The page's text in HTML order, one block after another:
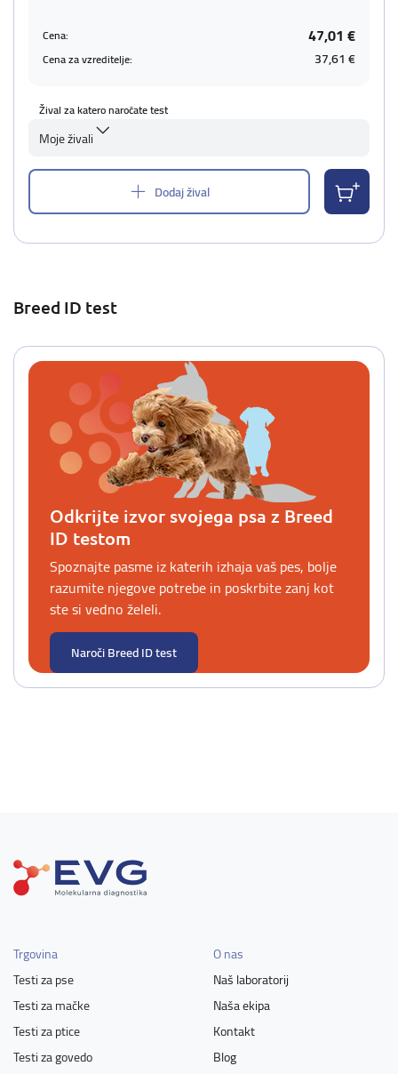
Cena: 47,01 €
Cena za vzreditelje: 37,61 €
Žival za katero naročate test
Moje živali
Dodaj žival
Breed ID test
Odkrijte izvor svojega psa z Breed
ID testom
Spoznajte pasme iz katerih izhaja vaš pes, bolje
razumite njegove potrebe in poskrbite zanj kot
ste si vedno želeli.
Naroči Breed ID test
Trgovina
Testi za pse
Testi za mačke
Testi za ptice
Testi za govedo
O nas
Naš laboratorij
Naša ekipa
Kontakt
Blog